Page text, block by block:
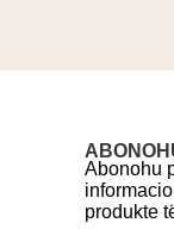
Abonohu
produkte